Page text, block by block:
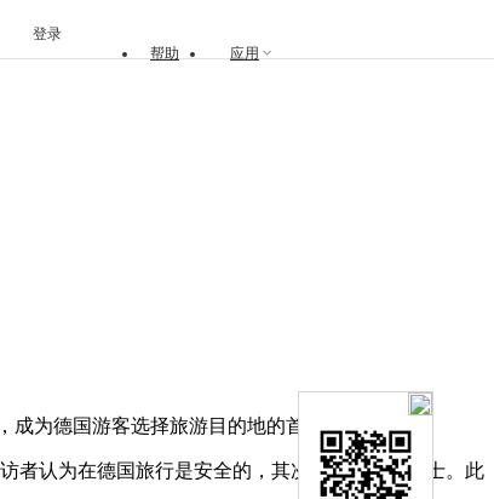
帮助 应用
登录
为德国游客选择旅游目的地的首要指标。
认为在德国旅行是安全的，其次是奥地利和瑞士。此